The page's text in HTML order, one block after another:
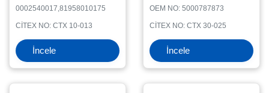
0002540017,81958010175
CİTEX NO: CTX 10-013
İncele
OEM NO: 5000787873
CİTEX NO: CTX 30-025
İncele